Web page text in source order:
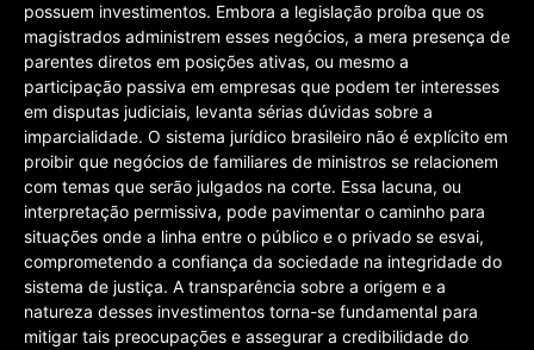
possuem investimentos. Embora a legislação proíba que os
magistrados administrem esses negócios, a mera presença de
parentes diretos em posições ativas, ou mesmo a
participação passiva em empresas que podem ter interesses
em disputas judiciais, levanta sérias dúvidas sobre a
imparcialidade. O sistema jurídico brasileiro não é explícito em
proibir que negócios de familiares de ministros se relacionem
com temas que serão julgados na corte. Essa lacuna, ou
interpretação permissiva, pode pavimentar o caminho para
situações onde a linha entre o público e o privado se esvai,
comprometendo a confiança da sociedade na integridade do
sistema de justiça. A transparência sobre a origem e a
natureza desses investimentos torna-se fundamental para
mitigar tais preocupações e assegurar a credibilidade do